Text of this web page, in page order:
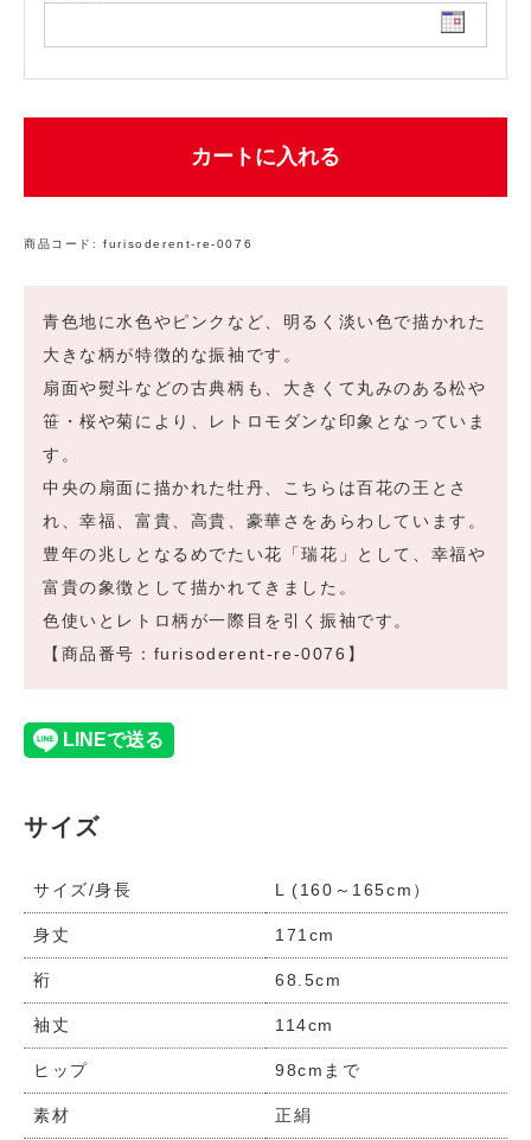
カートに入れる
商品コード:furisoderent-re-0076
青色地に水色やピンクなど、明るく淡い色で描かれた
大きな柄が特徴的な振袖です。
扇面や熨斗などの古典柄も、大きくて丸みのある松や
笹・桜や菊により、レトロモダンな印象となっていま
す。
中央の扇面に描かれた牡丹、こちらは百花の王とさ
れ、幸福、富貴、高貴、豪華さをあらわしています。
豊年の兆しとなるめでたい花「瑞花」として、幸福や
富貴の象徴として描かれてきました。
色使いとレトロ柄が一際目を引く振袖です。
【商品番号：furisoderent-re-0076】
サイズ
サイズ/身長 L (160～165cm）
身丈 171cm
裄 68.5cm
袖丈 114cm
ヒップ 98cmまで
素材 正絹